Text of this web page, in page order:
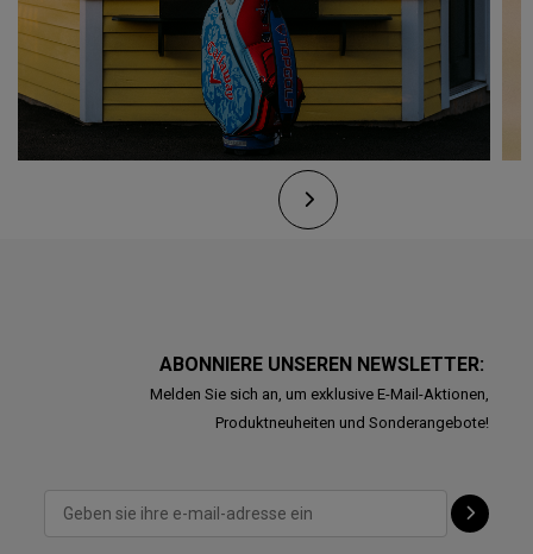
ABONNIERE UNSEREN NEWSLETTER:
Melden Sie sich an, um exklusive E-Mail-Aktionen,
Produktneuheiten und Sonderangebote!